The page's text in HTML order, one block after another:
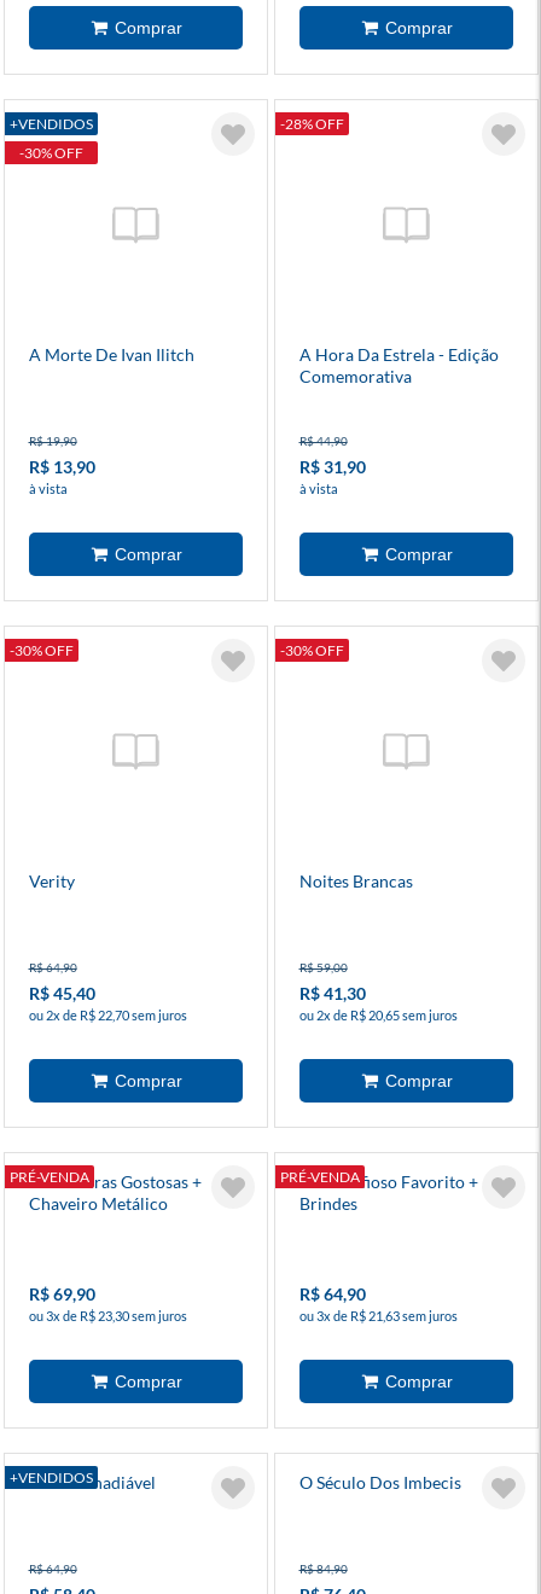
+VENDIDOS
-30% OFF
A Morte De Ivan Ilitch
R$ 19,90
R$ 13,90
à vista
-28% OFF
A Hora Da Estrela - Edição
Comemorativa
R$ 44,90
R$ 31,90
à vista
-30% OFF
Verity
R$ 64,90
R$ 45,40
ou 2x de R$ 22,70 sem juros
-30% OFF
Noites Brancas
R$ 59,00
R$ 41,30
ou 2x de R$ 20,65 sem juros
PRÉ-VENDA
Travessuras Gostosas +
Chaveiro Metálico
R$ 69,90
ou 3x de R$ 23,30 sem juros
PRÉ-VENDA
Meu Mafioso Favorito +
Brindes
R$ 64,90
ou 3x de R$ 21,63 sem juros
+VENDIDOS
Amar É Inadiável
R$ 64,90
O Século Dos Imbecis
R$ 84,90